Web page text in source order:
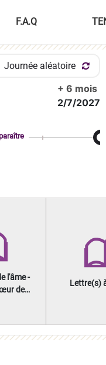
F.A.Q
Journée aléatoire
+ 6 mois
2/7/2027
l'âme -
des
Lettre(s)